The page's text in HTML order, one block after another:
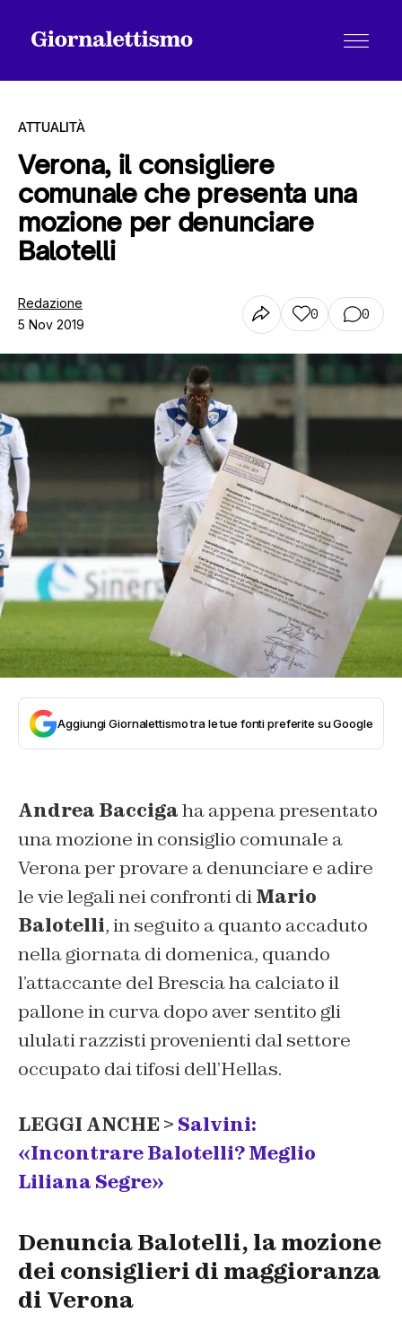
Tutti gli articoli
ATTUALITÀ
Verona, il consigliere
comunale che presenta una
mozione per denunciare
Balotelli
Redazione
5 Nov 2019
0 0
Aggiungi Giornalettismo tra le tue fonti preferite su Google
Andrea Baccigaha appena presentato
una mozione in consiglio comunale a
Verona per provare a denunciare e adire
le vie legali nei confronti diMario
Balotelli, in seguito a quanto accaduto
nella giornata di domenica, quando
l’attaccante del Brescia ha calciato il
pallone in curva dopo aver sentito gli
ululati razzisti provenienti dal settore
occupato dai tifosi dell’Hellas.
LEGGI ANCHE > Salvini:
«Incontrare Balotelli? Meglio
Liliana Segre»
Denuncia Balotelli, la mozione
dei consiglieri di maggioranza
di Verona